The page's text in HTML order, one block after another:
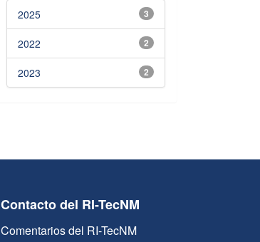
3
2025
2
2022
2
2023
Contacto del RI-TecNM
Comentarios del RI-TecNM